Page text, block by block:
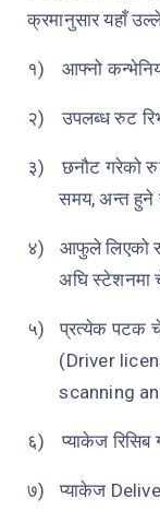
क्रमानुसार यहाँ
१) आफ्नो
२) उपलब्ध रुट
३)
छनौट गरेको
समय, अन्त हुने
४)
आफुले लिएको
अघि स्टेशनमा
५)
प्रत्येक पटक
(Driver
scanning
६) प्याकेज रिसिब
७) प्याकेज